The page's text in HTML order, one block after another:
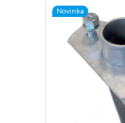
Novinka